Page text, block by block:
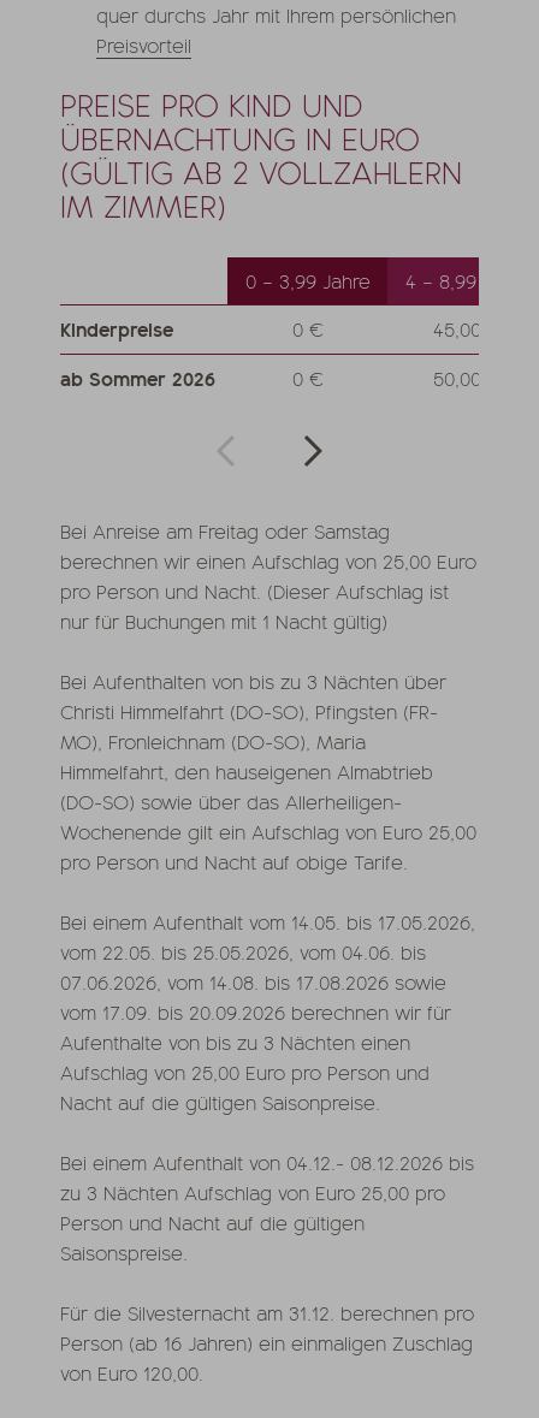
quer durchs Jahr mit Ihrem persönlichen
Preisvorteil
PREISE PRO KIND UND
ÜBERNACHTUNG IN EURO
(GÜLTIG AB 2 VOLLZAHLERN
IM ZIMMER)
0 – 3,99 Jahre
4 – 8,99 Jahre
Kinderpreise
0 €
45,00 €
ab Sommer 2026
0 € 50,00 €
Bei Anreise am Freitag oder Samstag
berechnen wir einen Aufschlag von 25,00 Euro
pro Person und Nacht. (Dieser Aufschlag ist
nur für Buchungen mit 1 Nacht gültig)
Bei Aufenthalten von bis zu 3 Nächten über
Christi Himmelfahrt (DO-SO), Pfingsten (FR-
MO), Fronleichnam (DO-SO), Maria
Himmelfahrt, den hauseigenen Almabtrieb
(DO-SO) sowie über das Allerheiligen-
Wochenende gilt ein Aufschlag von Euro 25,00
pro Person und Nacht auf obige Tarife.
Bei einem Aufenthalt vom 14.05. bis 17.05.2026,
vom 22.05. bis 25.05.2026, vom 04.06. bis
07.06.2026, vom 14.08. bis 17.08.2026 sowie
vom 17.09. bis 20.09.2026 berechnen wir für
Aufenthalte von bis zu 3 Nächten einen
Aufschlag von 25,00 Euro pro Person und
Nacht auf die gültigen Saisonpreise.
Bei einem Aufenthalt von 04.12.- 08.12.2026 bis
zu 3 Nächten Aufschlag von Euro 25,00 pro
Person und Nacht auf die gültigen
Saisonspreise.
Für die Silvesternacht am 31.12. berechnen pro
Person (ab 16 Jahren) ein einmaligen Zuschlag
von Euro 120,00.